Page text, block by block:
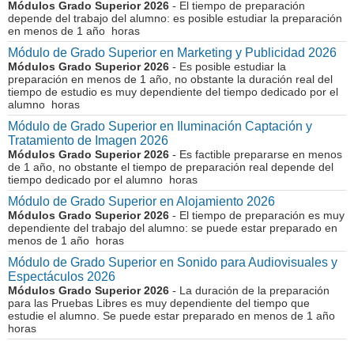
Módulos Grado Superior 2026 - El tiempo de preparación
depende del trabajo del alumno: es posible estudiar la preparación
en menos de 1 año horas
Módulo de Grado Superior en Marketing y Publicidad 2026
Módulos Grado Superior 2026 - Es posible estudiar la
preparación en menos de 1 año, no obstante la duración real del
tiempo de estudio es muy dependiente del tiempo dedicado por el
alumno horas
Módulo de Grado Superior en Iluminación Captación y
Tratamiento de Imagen 2026
Módulos Grado Superior 2026 - Es factible prepararse en menos
de 1 año, no obstante el tiempo de preparación real depende del
tiempo dedicado por el alumno horas
Módulo de Grado Superior en Alojamiento 2026
Módulos Grado Superior 2026 - El tiempo de preparación es muy
dependiente del trabajo del alumno: se puede estar preparado en
menos de 1 año horas
Módulo de Grado Superior en Sonido para Audiovisuales y
Espectáculos 2026
Módulos Grado Superior 2026 - La duración de la preparación
para las Pruebas Libres es muy dependiente del tiempo que
estudie el alumno. Se puede estar preparado en menos de 1 año
horas